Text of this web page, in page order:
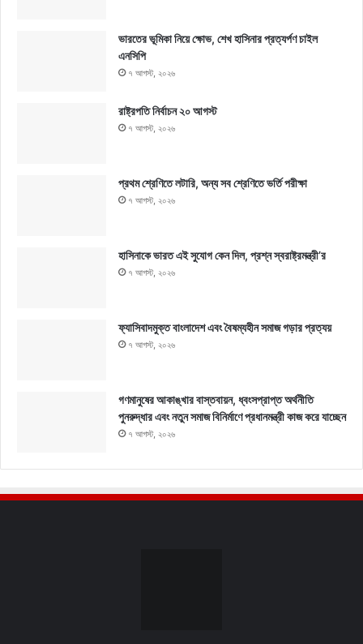
ভারতের ভূমিকা নিয়ে ক্ষোভ, শেখ হাসিনার প্রত্যর্পণ চাইল
এনসিপি
৭ আগস্ট, ২০২৬
রাষ্ট্রপতি নির্বাচন ২০ আগস্ট
৭ আগস্ট, ২০২৬
প্রথম শ্রেণিতে লটারি, অন্য সব শ্রেণিতে ভর্তি পরীক্ষা
৭ আগস্ট, ২০২৬
হাসিনাকে ভারত এই সুযোগ কেন দিল, প্রশ্ন স্বরাষ্ট্রমন্ত্রী’র
৭ আগস্ট, ২০২৬
ফ্যাসিবাদমুক্ত বাংলাদেশ এবং বৈষম্যহীন সমাজ গড়ার প্রত্যয়
৭ আগস্ট, ২০২৬
গণমানুষের আকাঙ্খার বাস্তবায়ন, ধ্বংসপ্রাপ্ত অর্থনীতি
পুনরুদ্ধার এবং নতুন সমাজ বিনির্মাণে প্রধানমন্ত্রী কাজ করে যাচ্ছেন
৭ আগস্ট, ২০২৬